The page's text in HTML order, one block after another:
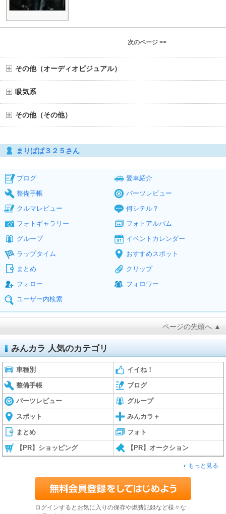
次のページ >>
その他（オーディオビジュアル）
吸気系
その他（その他）
まりぱぱ３２５さん
ブログ
愛車紹介
整備手帳
パーツレビュー
クルマレビュー
何シテル？
フォトギャラリー
フォトアルバム
グループ
イベントカレンダー
ラップタイム
おすすめスポット
まとめ
クリップ
フォロー
フォロワー
ユーザー内検索
ページの先頭へ ▲
みんカラ 人気のカテゴリ
車種別 イイね！
整備手帳 ブログ
パーツレビュー グループ
スポット みんカラ＋
まとめ フォト
【PR】ショッピング 【PR】オークション
もっと見る
ログインするとお気に入りの保存や燃費記録など様々な